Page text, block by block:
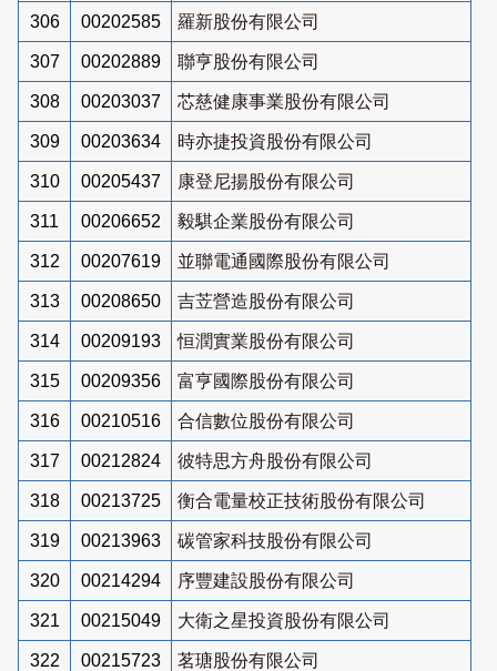
306 00202585 羅新股份有限公司
307 00202889 聯亨股份有限公司
308 00203037 芯慈健康事業股份有限公司
309 00203634 時亦捷投資股份有限公司
310 00205437 康登尼揚股份有限公司
311 00206652 毅騏企業股份有限公司
312 00207619 並聯電通國際股份有限公司
313 00208650 吉苙營造股份有限公司
314 00209193 恒潤實業股份有限公司
315 00209356 富亨國際股份有限公司
316 00210516 合信數位股份有限公司
317 00212824 彼特思方舟股份有限公司
318 00213725 衡合電量校正技術股份有限公司
319 00213963 碳管家科技股份有限公司
320 00214294 序豐建設股份有限公司
321 00215049 大衛之星投資股份有限公司
322 00215723 茗瑭股份有限公司